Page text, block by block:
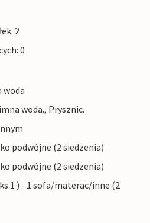
2
0
woda
woda., Prysznic.
podwójne (2 siedzenia)
podwójne (2 siedzenia)
1 ) - 1 sofa/materac/inne (2